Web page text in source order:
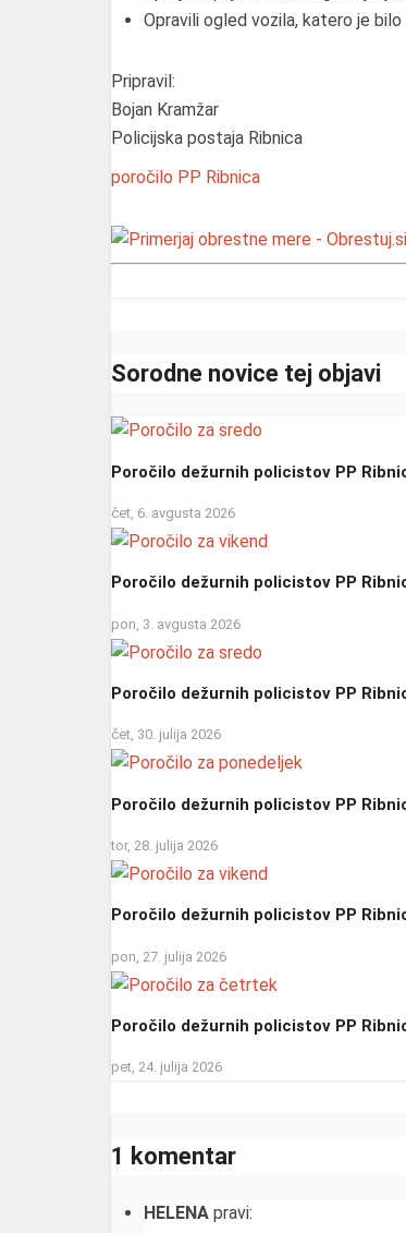
Opravili ogled vozila, katero je
Pripravil:
Bojan Kramžar
Policijska postaja Ribnica
poročilo PP Ribnica
Sorodne novice tej objavi
Poročilo dežurnih policistov PP
čet, 6. avgusta 2026
Poročilo dežurnih policistov PP
pon, 3. avgusta 2026
Poročilo dežurnih policistov PP
čet, 30. julija 2026
Poročilo dežurnih policistov PP
tor, 28. julija 2026
Poročilo dežurnih policistov PP
pon, 27. julija 2026
Poročilo dežurnih policistov PP
pet, 24. julija 2026
1 komentar
HELENA pravi: